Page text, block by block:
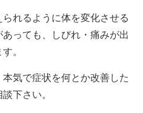
れるように体を変化させる
っても、しびれ・痛みが出
。
気で症状を何とか改善した
下さい。